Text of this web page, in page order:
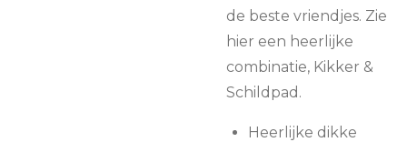
de beste vriendjes. Zie
hier een heerlijke
combinatie, Kikker &
Schildpad.
Heerlijke dikke